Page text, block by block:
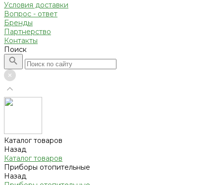
Условия доставки
Вопрос - ответ
Бренды
Партнерство
Контакты
Поиск
Каталог товаров
Назад
Каталог товаров
Приборы отопительные
Назад